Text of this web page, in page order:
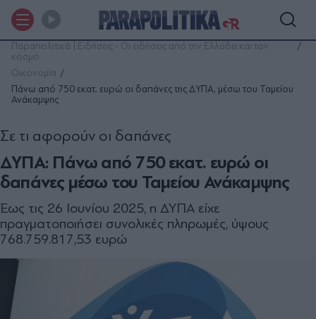
Παραπολιτικά | Ειδήσεις - Οι ειδήσεις από την Ελλάδα και τον
κόσμο
Οικονομία
Πάνω από 750 εκατ. ευρώ οι δαπάνες της ΔΥΠΑ, μέσω του Ταμείου
Ανάκαμψης
ΔΥΠΑ: Πάνω από 750 εκατ. ευρώ οι
δαπάνες μέσω του Ταμείου Ανάκαμψης
Σε τι αφορούν οι δαπάνες
Έως τις 26 Ιουνίου 2025, η ΔΥΠΑ είχε
πραγματοποιήσει συνολικές πληρωμές, ύψους
768.759.817,53 ευρώ